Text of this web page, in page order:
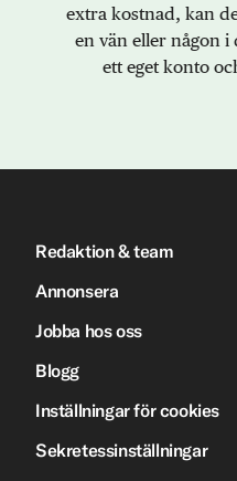
extra kostnad, kan
en vän eller någon
ett eget konto
Redaktion & team
Annonsera
Jobba hos oss
Blogg
Inställningar för cookies
Sekretessinställningar